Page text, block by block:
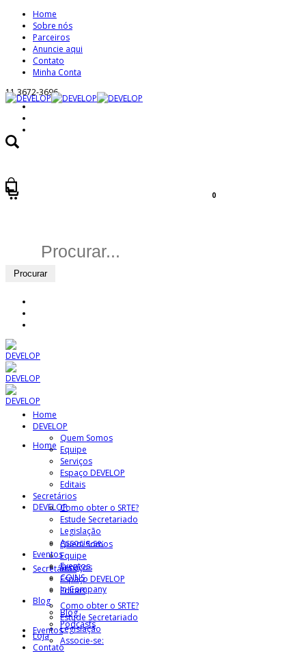
Home
Sobre nós
Parceiros
Anuncie aqui
Contato
Minha Conta
11 3672-3696
0
Home
DEVELOP
Quem Somos
Equipe
Serviços
Espaço DEVELOP
Editais
Secretários
Como obter o SRTE?
Estude Secretariado
Legislação
Associe-se:
Eventos
Home
DEVELOP
Quem Somos
Equipe
Serviços
Espaço DEVELOP
Editais
Secretários
Como obter o SRTE?
Estude Secretariado
Legislação
Associe-se:
Eventos
Eventos
COINS
In Company
Blog
Blog
Podcasts
Loja
Contato